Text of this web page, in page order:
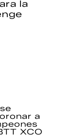
la
a
XCO